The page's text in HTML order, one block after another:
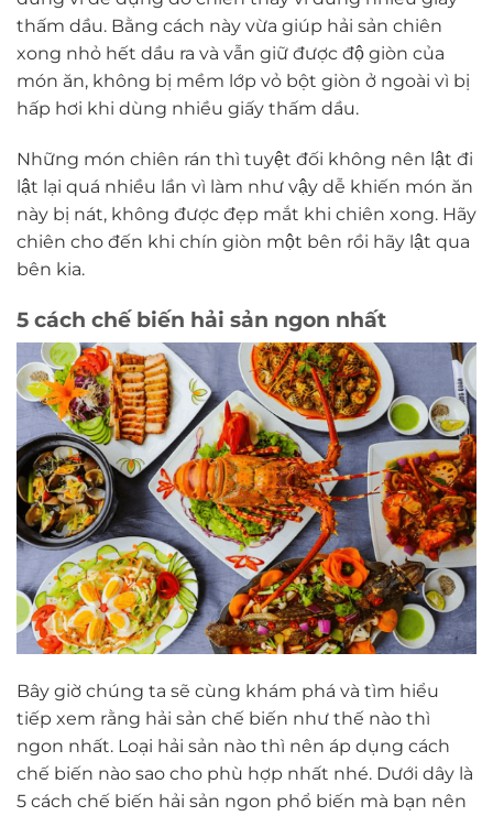
thấm dầu. Bằng cách này vừa giúp hải sản chiên
xong nhỏ hết dầu ra và vẫn giữ được độ giòn của
món ăn, không bị mềm lớp vỏ bột giòn ở ngoài vì bị
hấp hơi khi dùng nhiều giấy thấm dầu.
Những món chiên rán thì tuyệt đối không nên lật đi
lật lại quá nhiều lần vì làm như vậy dễ khiến món ăn
này bị nát, không được đẹp mắt khi chiên xong. Hãy
chiên cho đến khi chín giòn một bên rồi hãy lật qua
bên kia.
5 cách chế biến hải sản ngon nhất
Bây giờ chúng ta sẽ cùng khám phá và tìm hiểu
tiếp xem rằng hải sản chế biến như thế nào thì
ngon nhất. Loại hải sản nào thì nên áp dụng cách
chế biến nào sao cho phù hợp nhất nhé. Dưới dây là
5 cách chế biến hải sản ngon phổ biến mà bạn nên